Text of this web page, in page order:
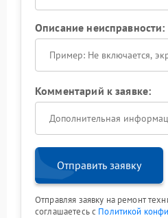
Описание неисправности:
Комментарий к заявке:
Отправить заявку
Отправляя заявку на ремонт
соглашаетесь с Политикой